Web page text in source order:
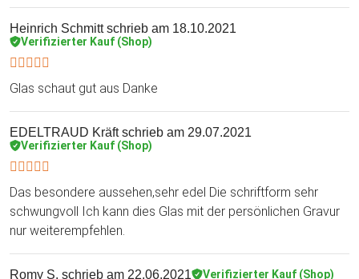
Heinrich Schmittschrieb am 18.10.2021
Verifizierter Kauf (Shop)
Glas schaut gut aus Danke
EDELTRAUD Kräftschrieb am 29.07.2021
Verifizierter Kauf (Shop)
Das besondere aussehen,sehr edel Die schriftform sehr
schwungvoll Ich kann dies Glas mit der persönlichen Gravur
nur weiterempfehlen.
Romy S. schrieb am 22.06.2021 Verifizierter Kauf (Shop)